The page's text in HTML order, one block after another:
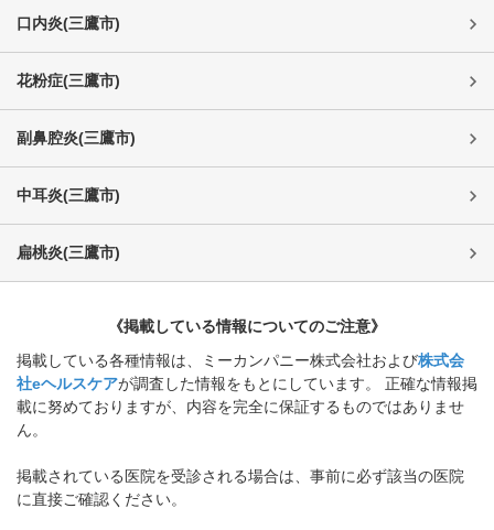
口内炎(三鷹市)
花粉症(三鷹市)
副鼻腔炎(三鷹市)
中耳炎(三鷹市)
扁桃炎(三鷹市)
《掲載している情報についてのご注意》
掲載している各種情報は、ミーカンパニー株式会社および株式会
社eヘルスケアが調査した情報をもとにしています。 正確な情報掲
載に努めておりますが、内容を完全に保証するものではありませ
ん。
掲載されている医院を受診される場合は、事前に必ず該当の医院
に直接ご確認ください。